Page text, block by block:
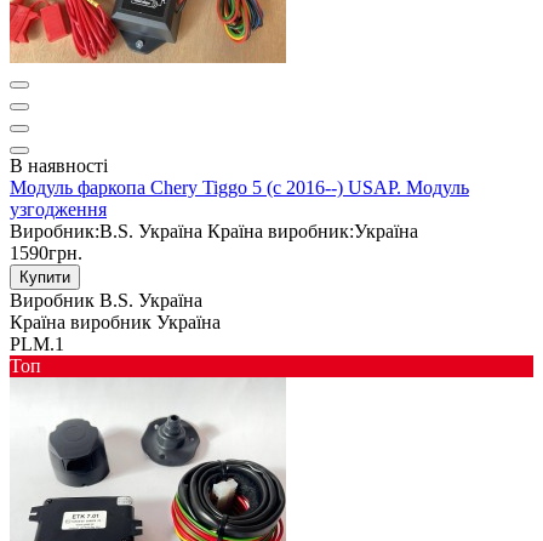
В наявності
Модуль фаркопа Chery Tiggo 5 (c 2016--) USAP. Модуль
узгодження
Виробник:B.S. Україна Країна виробник:Україна
1590грн.
Купити
Виробник B.S. Україна
Країна виробник Україна
PLM.1
Toп